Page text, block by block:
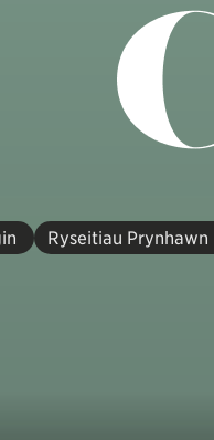
Ryseitiau Prynhawn